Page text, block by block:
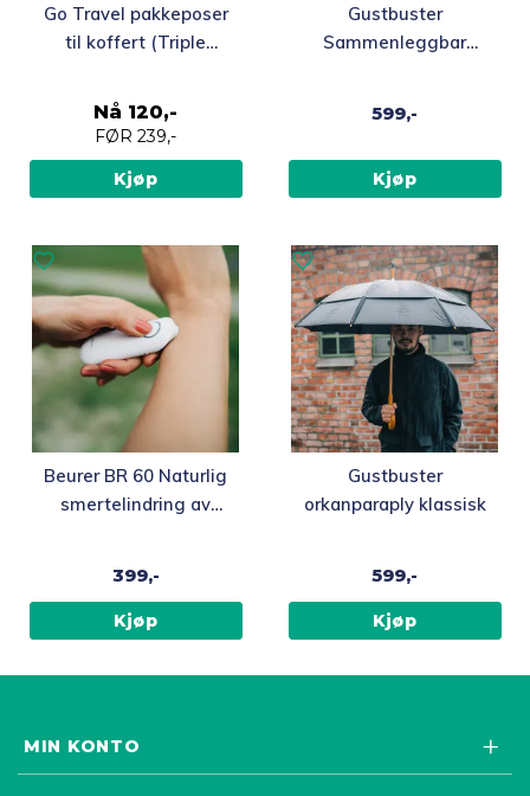
Go Travel pakkeposer
til koffert (Triple
Nå 120,-
FØR 239,-
Kjøp
Gustbuster
Sammenleggbar
599,-
Kjøp
Beurer BR 60 Naturlig
smertelindring av
399,-
Kjøp
Gustbuster
orkanparaply klassisk
599,-
Kjøp
MIN KONTO